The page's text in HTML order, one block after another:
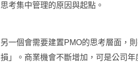
思考集中管理的原因與起點。
另一個會需要建置PMO的思考層面，
損」。商業機會不斷增加，可是公司